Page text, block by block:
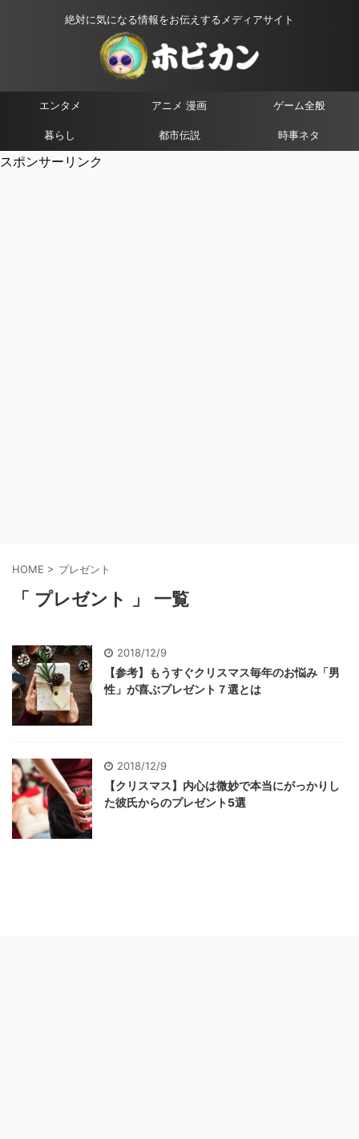
絶対に気になる情報をお伝えするメディアサイト
エンタメ アニメ 漫画 ゲーム全般
暮らし 都市伝説 時事ネタ
スポンサーリンク
HOME > プレゼント
「 プレゼント 」 一覧
2018/12/9
【参考】もうすぐクリスマス毎年のお悩み「男
性」が喜ぶプレゼント７選とは
2018/12/9
【クリスマス】内心は微妙で本当にがっかりし
た彼氏からのプレゼント5選